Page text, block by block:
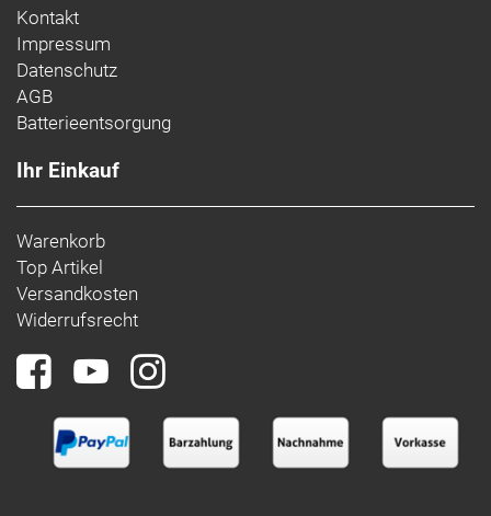
Kontakt
Impressum
Datenschutz
AGB
Batterieentsorgung
Ihr Einkauf
Warenkorb
Top Artikel
Versandkosten
Widerrufsrecht